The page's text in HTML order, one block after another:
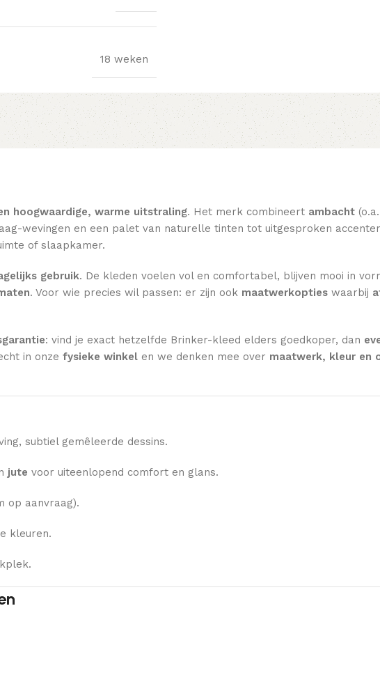
18 weken
hoogwaardige, warme uitstraling. Het merk combineert ambacht
wevingen en een palet van naturelle tinten tot uitgesproken
of slaapkamer.
gebruik. De kleden voelen vol en comfortabel, blijven mooi in
. Voor wie precies wil passen: er zijn ook maatwerkopties waarbij
: vind je exact hetzelfde Brinker-kleed elders goedkoper, dan
in onze fysieke winkel en we denken mee over maatwerk, kleur en
subtiel gemêleerde dessins.
jute voor uiteenlopend comfort en glans.
op aanvraag).
kleuren.